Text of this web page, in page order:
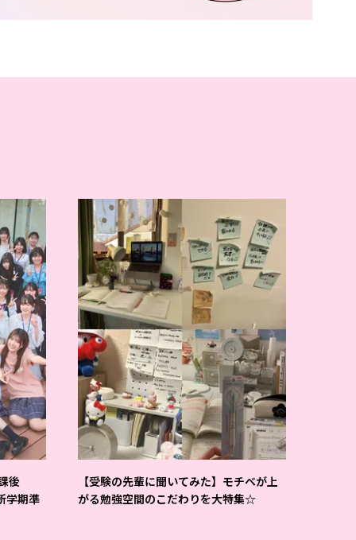
後
学期準
【受験の先輩に聞いてみた】モチベが上
がる勉強空間のこだわりを大特集☆